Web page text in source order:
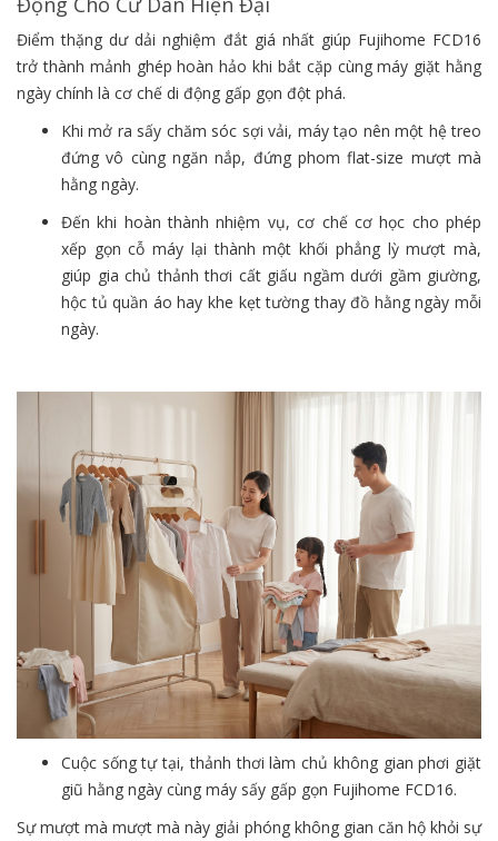
Điểm thặng dư dải nghiệm đắt giá nhất giúp Fujihome FCD16
trở thành mảnh ghép hoàn hảo khi bắt cặp cùng máy giặt hằng
ngày chính là cơ chế di động gấp gọn đột phá.
Khi mở ra sấy chăm sóc sợi vải, máy tạo nên một hệ treo
đứng vô cùng ngăn nắp, đứng phom flat-size mượt mà
hằng ngày.
Đến khi hoàn thành nhiệm vụ, cơ chế cơ học cho phép
xếp gọn cỗ máy lại thành một khối phẳng lỳ mượt mà,
giúp gia chủ thảnh thơi cất giấu ngầm dưới gầm giường,
hộc tủ quần áo hay khe kẹt tường thay đồ hằng ngày mỗi
ngày.
Cuộc sống tự tại, thảnh thơi làm chủ không gian phơi giặt
giũ hằng ngày cùng máy sấy gấp gọn Fujihome FCD16.
Sự mượt mà mượt mà này giải phóng không gian căn hộ khỏi sự